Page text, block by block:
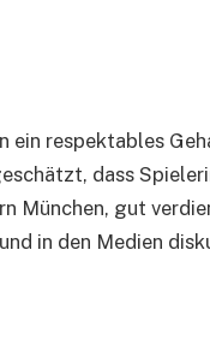
respektables
dass
München, gut
in den Medien